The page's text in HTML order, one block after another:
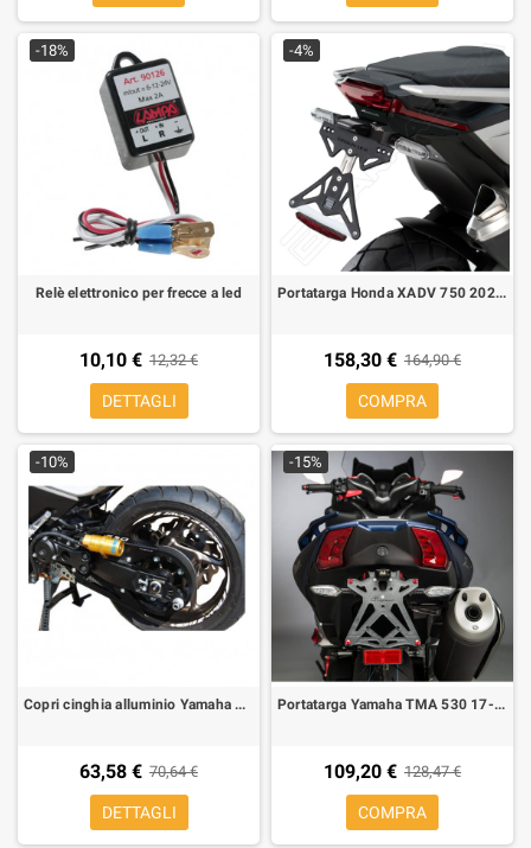
-18%
Relè elettronico per frecce a led
10,10 € 12,32 €
DETTAGLI
-4%
Portatarga Honda XADV 750 2021-2023 Barracuda moto per frecce originali
158,30 € 164,90 €
COMPRA
-10%
Copri cinghia alluminio Yamaha TMAX 530, nero
63,58 € 70,64 €
DETTAGLI
-15%
Portatarga Yamaha TMA 530 17- regolabile Lightech luce targa e catadiottro
109,20 € 128,47 €
COMPRA